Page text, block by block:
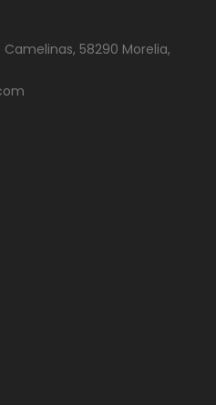
58290 Morelia,